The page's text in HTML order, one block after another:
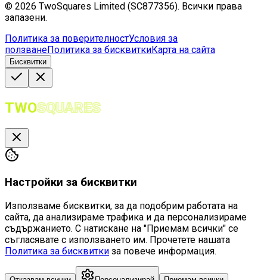
© 2026 TwoSquares Limited (SC877356). Всички права
запазени.
Политика за поверителностУсловия за
ползванеПолитика за бисквиткиКарта на сайта
Бисквитки
TWOSQUARES
Настройки за бисквитки
Използваме бисквитки, за да подобрим работата на
сайта, да анализираме трафика и да персонализираме
съдържанието. С натискане на "Приемам всички" се
съгласявате с използването им. Прочетете нашата
Политика за бисквитки за повече информация.